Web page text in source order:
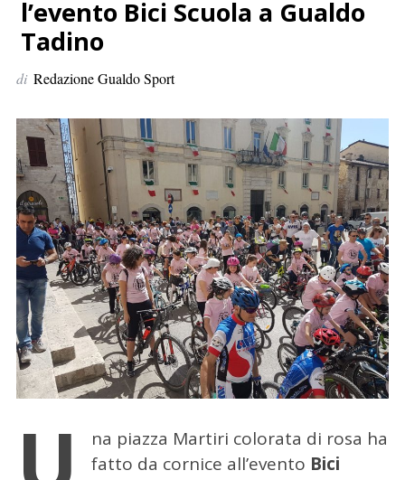
e
r
:
l’evento Bici Scuola a Gualdo
Tadino
di Redazione Gualdo Sport
na piazza Martiri colorata di rosa ha
fatto da cornice all’evento Bici